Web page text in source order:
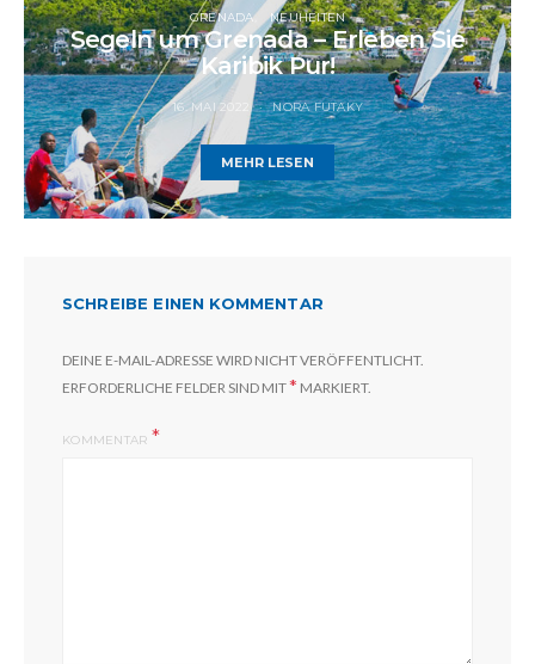
GRENADA NEUHEITEN
Segeln um Grenada – Erleben Sie
Karibik Pur!
16. MAI 2022 NORA FUTAKY
MEHR LESEN
SCHREIBE EINEN KOMMENTAR
DEINE E-MAIL-ADRESSE WIRD NICHT VERÖFFENTLICHT.
ERFORDERLICHE FELDER SIND MIT* MARKIERT.
KOMMENTAR